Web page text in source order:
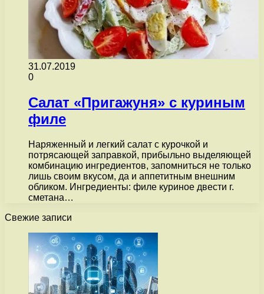
31.07.2019
0
Салат «Пригажуня» с куриным
филе
Наряженный и легкий салат с курочкой и
потрясающей заправкой, прибыльно выделяющей
комбинацию ингредиентов, запомниться не только
лишь своим вкусом, да и аппетитным внешним
обликом. Ингредиенты: филе куриное двести г.
сметана…
Свежие записи